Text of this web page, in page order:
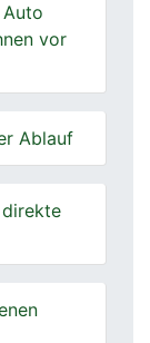
vor
Ablauf